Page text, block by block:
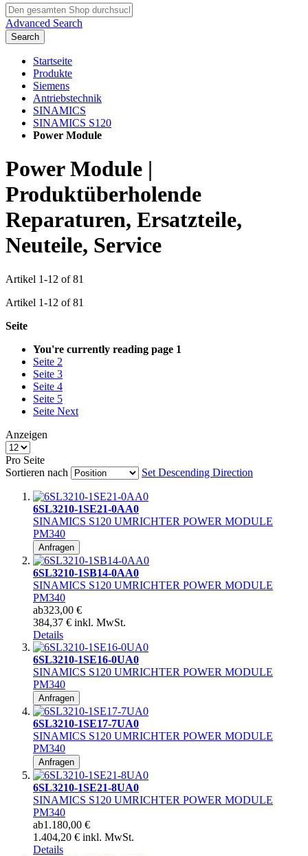
Advanced Search
Search
Startseite
Produkte
Siemens
Antriebstechnik
SINAMICS
SINAMICS S120
Power Module
Power Module |
Produktüberholende
Reparaturen, Ersatzteile,
Neuteile, Service
Artikel 1-12 of81
Artikel 1-12 of81
Seite
You're currently reading page 1
Seite 2
Seite 3
Seite 4
Seite 5
Seite Next
Anzeigen
Pro Seite
Sortieren nach
Set Descending Direction
6SL3210-1SE21-0AA0
SINAMICS S120 UMRICHTER POWER MODULE
PM340
Anfragen
6SL3210-1SB14-0AA0
SINAMICS S120 UMRICHTER POWER MODULE
PM340
ab323,00 €
384,37 € inkl. MwSt.
Details
6SL3210-1SE16-0UA0
SINAMICS S120 UMRICHTER POWER MODULE
PM340
Anfragen
6SL3210-1SE17-7UA0
SINAMICS S120 UMRICHTER POWER MODULE
PM340
Anfragen
6SL3210-1SE21-8UA0
SINAMICS S120 UMRICHTER POWER MODULE
PM340
ab1.180,00 €
1.404,20 € inkl. MwSt.
Details